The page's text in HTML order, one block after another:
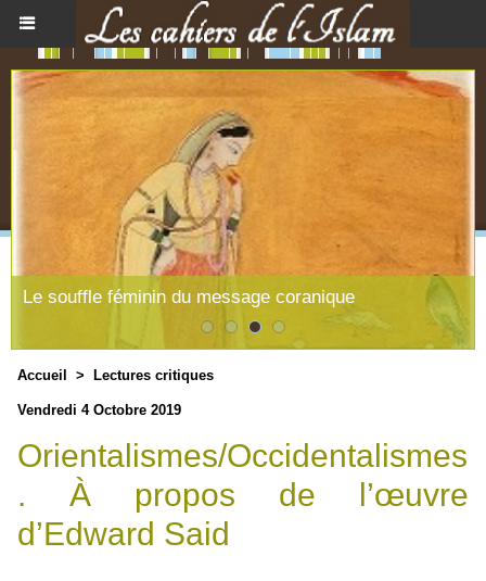
Le souffle féminin du message coranique
Accueil > Lectures critiques
Vendredi 4 Octobre 2019
Orientalismes/Occidentalismes
. À propos de l’œuvre
d’Edward Said